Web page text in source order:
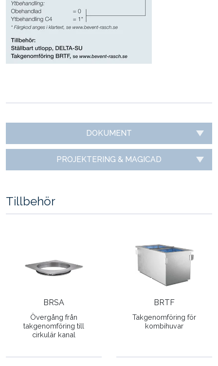
DOKUMENT
PROJEKTERING & MAGICAD
Tillbehör
BRSA
Övergång från
takgenomföring till
cirkulär kanal
BRTF
Takgenomföring för
kombihuvar